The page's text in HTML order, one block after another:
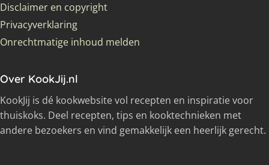
Disclaimer en copyright
Privacyverklaring
Onrechtmatige inhoud melden
Over KookJij.nl
KookJij is dé kookwebsite vol recepten en inspiratie voor
thuiskoks. Deel recepten, tips en kooktechnieken met
andere bezoekers en vind gemakkelijk een heerlijk gerecht.